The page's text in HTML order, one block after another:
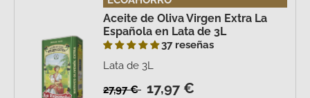
Aceite de Oliva Virgen Extra La
Española en Lata de 3L
37 reseñas
Lata de 3L
27,97 € 17,97 €